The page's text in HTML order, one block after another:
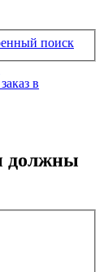
поиск
должны